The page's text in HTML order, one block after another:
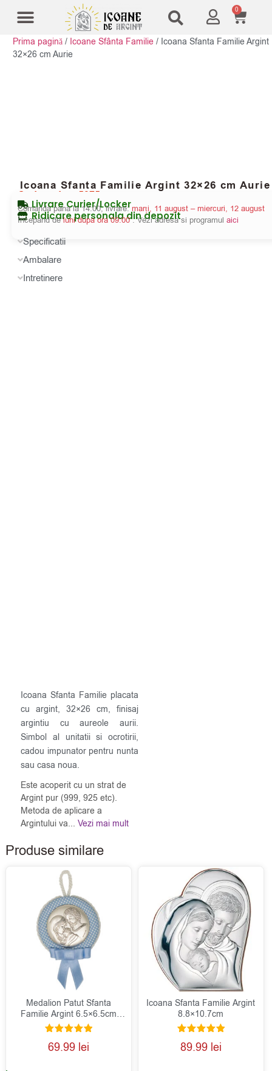
0
Prima pagină / Icoane Sfânta Familie / Icoana Sfanta Familie Argint
32×26 cm Aurie
Icoana Sfanta Familie Argint 32×26 cm Aurie
Cod produs: 5875
Livrare Curier/Locker
Comanda pana la 14:00, livrare:marți, 11 august – miercuri, 12 august
Ridicare personala din depozit
Incepand deluni dupa ora 09:00. Vezi adresa si programul aici
Specificatii
Ambalare
Intretinere
Icoana Sfanta Familie placata
cu argint, 32×26 cm, finisaj
argintiu cu aureole aurii.
Simbol al unitatii si ocrotirii,
cadou impunator pentru nunta
sau casa noua.
Este acoperit cu un strat de
Argint pur (999, 925 etc).
Metoda de aplicare a
Argintului va... Vezi mai mult
Produse similare
Medalion Patut Sfanta
Familie Argint 6.5×6.5cm
Albastru
Evaluat la
5.00
69.99 lei
Icoana Sfanta Familie Argint
8.8×10.7cm
Evaluat la
5.00
89.99 lei